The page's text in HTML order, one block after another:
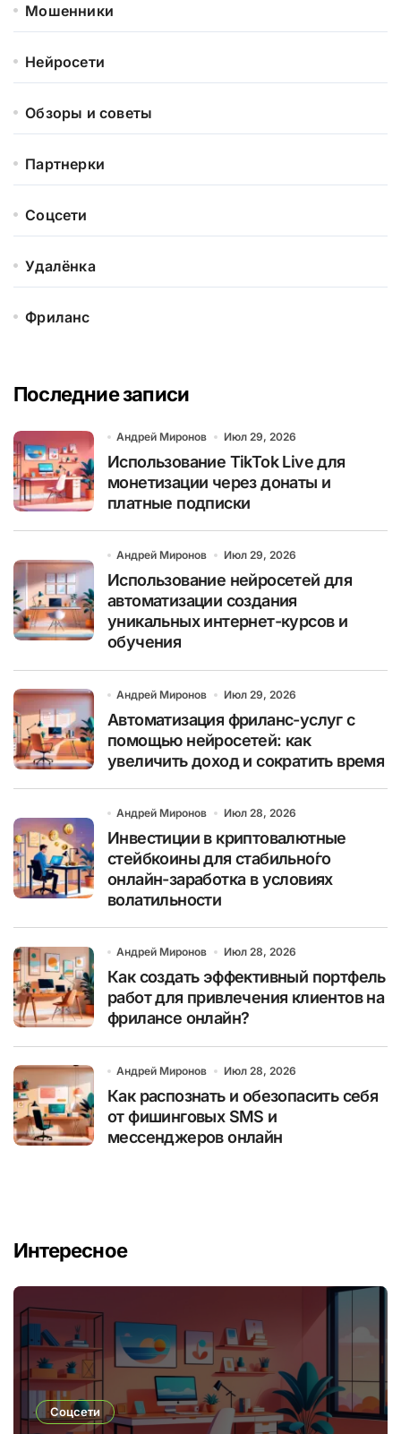
Мошенники
Нейросети
Обзоры и советы
Партнерки
Соцсети
Удалёнка
Фриланс
Последние записи
Андрей Миронов Июл 29, 2026
Использование TikTok Live для
монетизации через донаты и
платные подписки
Андрей Миронов Июл 29, 2026
Использование нейросетей для
автоматизации создания
уникальных интернет-курсов и
обучения
Андрей Миронов Июл 29, 2026
Автоматизация фриланс-услуг с
помощью нейросетей: как
увеличить доход и сократить время
Андрей Миронов Июл 28, 2026
Инвестиции в криптовалютные
стейбкоины для стабильно́го
онлайн-заработка в условиях
волатильности
Андрей Миронов Июл 28, 2026
Как создать эффективный портфель
работ для привлечения клиентов на
фрилансе онлайн?
Андрей Миронов Июл 28, 2026
Как распознать и обезопасить себя
от фишинговых SMS и
мессенджеров онлайн
Интересное
Соцсети